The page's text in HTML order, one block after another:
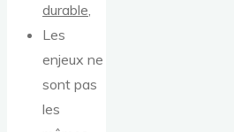
durable,
Les
enjeux ne
sont pas
les